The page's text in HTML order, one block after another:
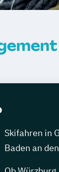
Skifahren in
Baden an